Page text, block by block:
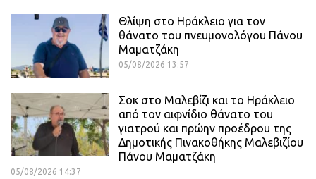
Θλίψη στο Ηράκλειο για τον
θάνατο του πνευμονολόγου Πάνου
Μαματζάκη
05/08/2026 13:57
Σοκ στο Μαλεβίζι και το Ηράκλειο
από τον αιφνίδιο θάνατο του
γιατρού και πρώην προέδρου της
Δημοτικής Πινακοθήκης Μαλεβιζίου
Πάνου Μαματζάκη
05/08/2026 14:37